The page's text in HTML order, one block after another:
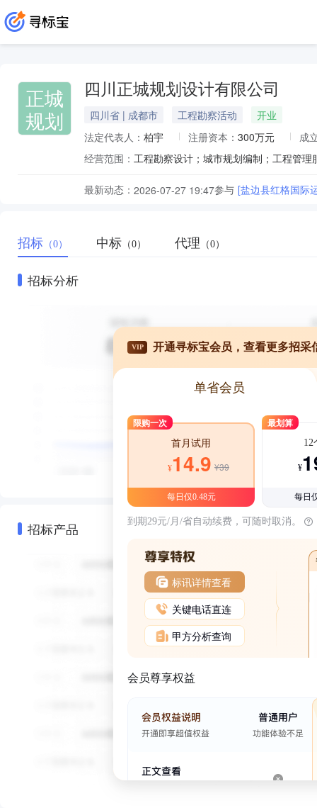
正城
规划
四川正城规划设计有限公司
四川省 | 成都市 工程勘察活动
开业
法定代表人： 柏宇 注册资本： 300万元
成
经营范围：
最新动态： 2026-07-27 19:47参与 [盐边县红格国际
招标 （0） 中标 （0） 代理 （0）
招标分析
招标产品
VIP 开通寻标宝会员，查看更多招采
单省会员
限购一次
首月试用
¥14.9 ¥39
每日仅0.48元
最划算
12
¥
每日
到期29元/月/省自动续费，可随时取消。
标讯详情查看
关键电话直连
甲方分析查询
会员尊享权益